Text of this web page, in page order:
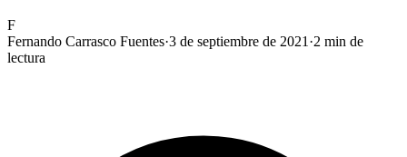
F
Fernando Carrasco Fuentes·3 de septiembre de 2021 ·2 min de
lectura